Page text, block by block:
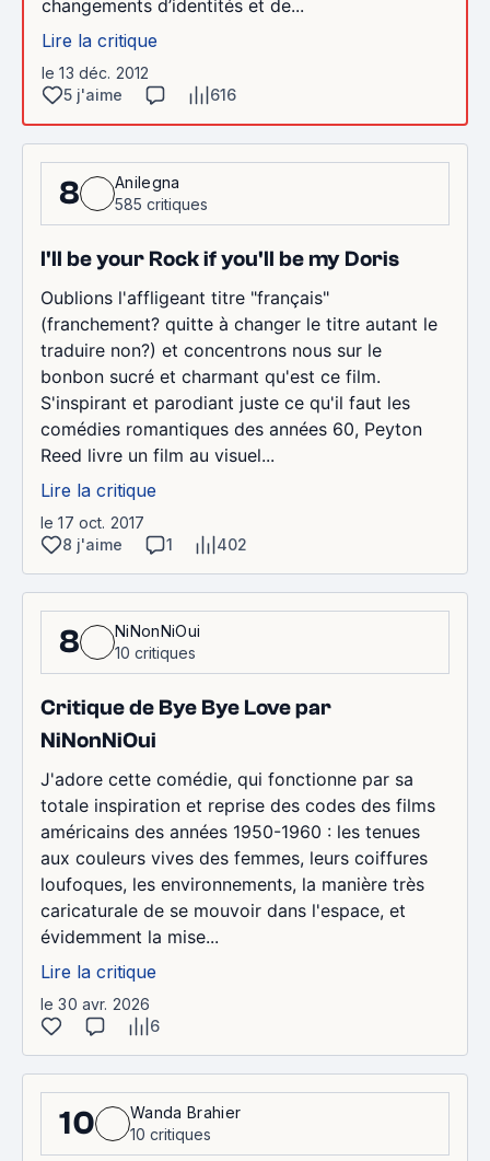
changements d’identités et de...
Lire la critique
le 13 déc. 2012
5 j'aime
616
8
Anilegna
585 critiques
I'll be your Rock if you'll be my Doris
Oublions l'affligeant titre "français"
(franchement? quitte à changer le titre autant le
traduire non?) et concentrons nous sur le
bonbon sucré et charmant qu'est ce film.
S'inspirant et parodiant juste ce qu'il faut les
comédies romantiques des années 60, Peyton
Reed livre un film au visuel...
Lire la critique
le 17 oct. 2017
8 j'aime
1 402
8
NiNonNiOui
10 critiques
Critique de Bye Bye Love par
NiNonNiOui
J'adore cette comédie, qui fonctionne par sa
totale inspiration et reprise des codes des films
américains des années 1950-1960 : les tenues
aux couleurs vives des femmes, leurs coiffures
loufoques, les environnements, la manière très
caricaturale de se mouvoir dans l'espace, et
évidemment la mise...
Lire la critique
le 30 avr. 2026
6
10
Wanda Brahier
10 critiques